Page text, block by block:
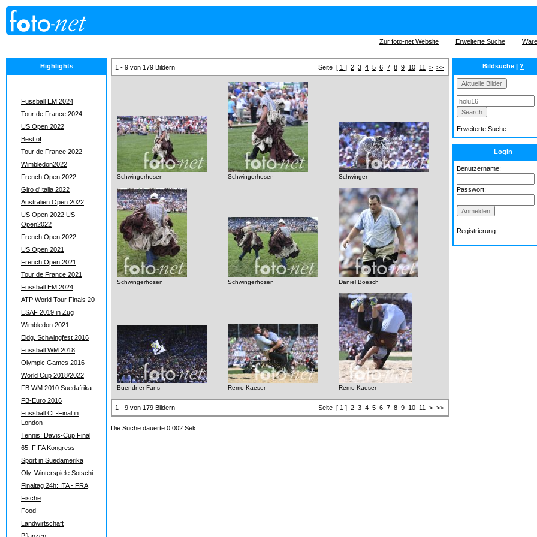
Zur foto-net Website Erweiterte Suche
Highlights
Fussball EM 2024
Tour de France 2024
US Open 2022
Best of
Tour de France 2022
Wimbledon2022
French Open 2022
Giro d'Italia 2022
Australien Open 2022
US Open 2022 US
Open2022
French Open 2022
US Open 2021
French Open 2021
Tour de France 2021
Fussball EM 2024
ATP World Tour Finals 20
ESAF 2019 in Zug
Wimbledon 2021
Eidg. Schwingfest 2016
Fussball WM 2018
Olympic Games 2016
World Cup 2018/2022
FB WM 2010 Suedafrika
FB-Euro 2016
Fussball CL-Final in
London
Tennis: Davis-Cup Final
65. FIFA Kongress
Sport in Suedamerika
Oly. Winterspiele Sotschi
Finaltag 24h: ITA - FRA
Fische
Food
Landwirtschaft
1 - 9 von 179 Bildern Seite [ 1 ] 2 3 4 5 6 7 8 9 10 11 > >>
Schwingerhosen Schwingerhosen Schwinger
Schwingerhosen Schwingerhosen Daniel Boesch
Buendner Fans Remo Kaeser Remo Kaeser
1 - 9 von 179 Bildern Seite [ 1 ] 2 3 4 5 6 7 8 9 10 11 > >>
Die Suche dauerte 0.002 Sek.
Bildsuche | ?
Erweiterte Suche
Login
Benutzername:
Passwort:
Registrierung